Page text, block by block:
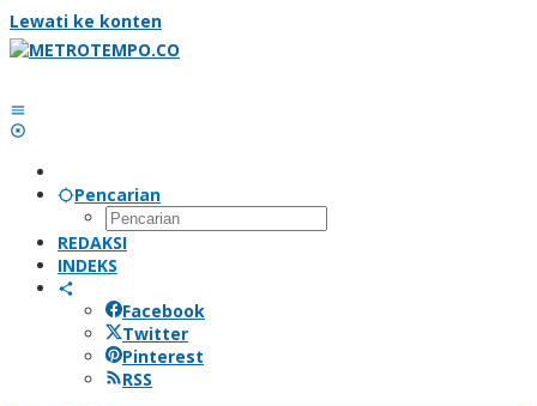
Lewati ke konten
Pencarian
REDAKSI
INDEKS
Facebook
Twitter
Pinterest
RSS